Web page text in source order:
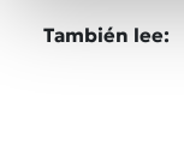
También lee: